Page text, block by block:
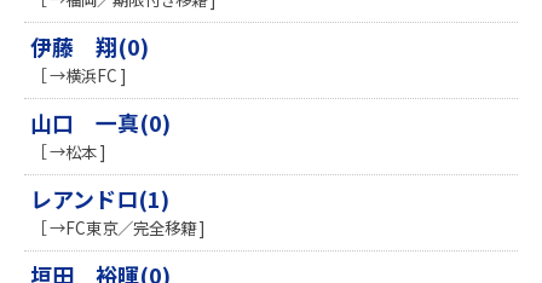
伊藤 翔(0)
［ →横浜FC ]
山口 一真(0)
［ →松本 ]
レアンドロ(1)
［ →FC東京／完全移籍 ]
垣田 裕暉(0)